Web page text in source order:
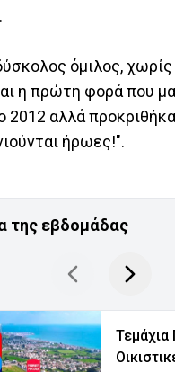
όμιλος,
η πρώτη φορά που
2012 αλλά
ήρωες!".
της εβδομάδας
Τεμάχια